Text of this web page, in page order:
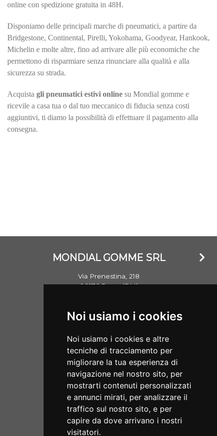
Noi usiamo i cookies
Noi usiamo i cookies e altre
tecniche di tracciamento per
migliorare la tua esperienza di
navigazione nel nostro sito, per
mostrarti contenuti personalizzati
e annunci mirati, per analizzare il
traffico sul nostro sito, e per
capire da dove arrivano i nostri
visitatori.
online con spedizione gratuita in 48H.
Disponiamo delle principali marche di pneumatici, a partire da
Bridgestone, Continental, Pirelli, Yokohama, Goodyear, Hankook,
Michelin e molte altre, fino ad arrivare alle più economiche che
permettono di risparmiare senza rinunciare alla qualità e alla
sicurezza su strada.
Acquista gli pneumatici estivi online su Mondial gomme e
ricevile a casa tua o dal tuo meccanico di fiducia senza costi
aggiuntivi, ti diamo la possibilità di effettuare il pagamento alla
consegna.
MONDIAL GOMME SRL
Via Prenestina, 218
00176 Roma (RM)
Aperti dal lunedì al sabato
SERVIZI
Servizi
Chi Siamo
ECOMMERCE
Condizioni di Vendita